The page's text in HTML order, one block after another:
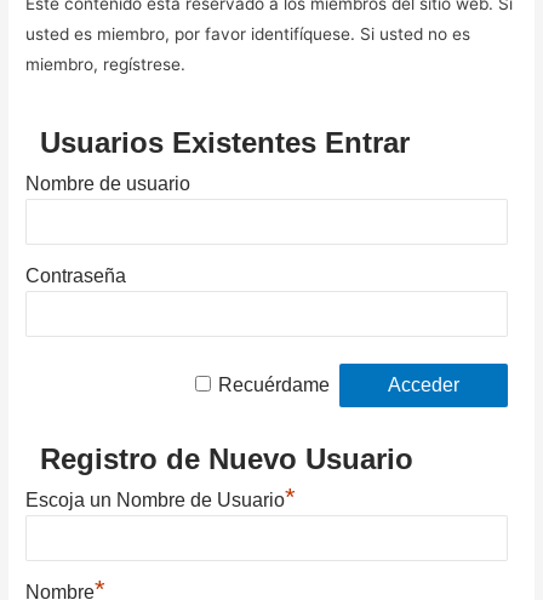
usted es miembro, por favor identifíquese. Si usted no es
miembro, regístrese.
Usuarios Existentes Entrar
Nombre de usuario
Contraseña
Recuérdame
Registro de Nuevo Usuario
Escoja un Nombre de Usuario*
Nombre*